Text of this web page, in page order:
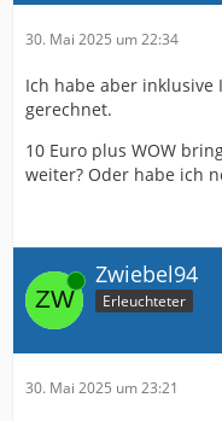
30. Mai 2025 um 22:34
Ich habe aber inklusive
gerechnet.
10 Euro plus WOW
weiter? Oder habe ich
Online Zwiebel94
Erleuchteter
30. Mai 2025 um 23:21